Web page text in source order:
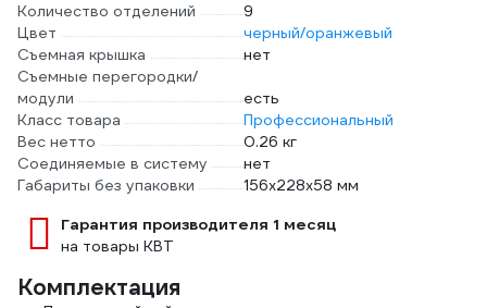
Количество отделений
9
Цвет
черный/оранжевый
Съемная крышка
нет
Съемные перегородки/
модули
есть
Класс товара
Профессиональный
Вес нетто
0.26 кг
Соединяемые в систему
нет
Габариты без упаковки
156х228х58 мм
Гарантия производителя 1 месяц
на товары КВТ
Комплектация